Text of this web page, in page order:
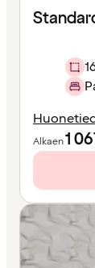
Alkaen1